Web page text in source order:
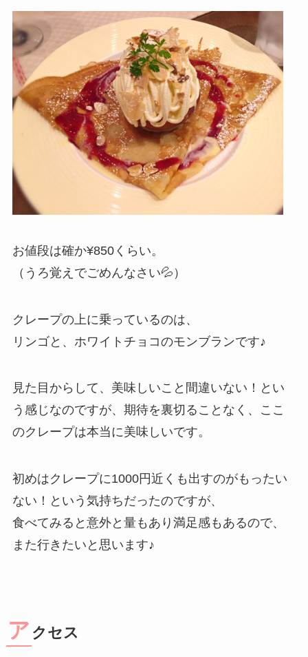
お値段は確か¥850くらい。
（うろ覚えでごめんなさい💦）
クレープの上に乗っているのは、
リンゴと、ホワイトチョコのモンブランです♪
見た目からして、美味しいこと間違いない！とい
う感じなのですが、期待を裏切ることなく、ここ
のクレープは本当に美味しいです。
初めはクレープに1000円近くも出すのがもったい
ない！という気持ちだったのですが、
食べてみると意外と量もあり満足感もあるので、
また行きたいと思います♪
ア クセス